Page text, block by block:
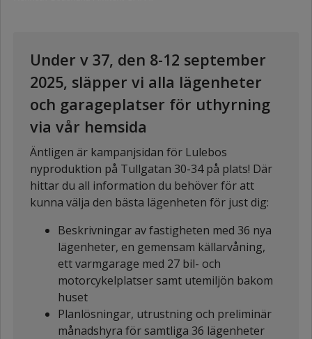
Under v 37, den 8-12 september
2025, släpper vi alla lägenheter
och garageplatser för uthyrning
via vår hemsida
Äntligen är kampanjsidan för Lulebos
nyproduktion på Tullgatan 30-34 på plats! Där
hittar du all information du behöver för att
kunna välja den bästa lägenheten för just dig:
Beskrivningar av fastigheten med 36 nya
lägenheter, en gemensam källarvåning,
ett varmgarage med 27 bil- och
motorcykelplatser samt utemiljön bakom
huset
Planlösningar, utrustning och preliminär
månadshyra för samtliga 36 lägenheter